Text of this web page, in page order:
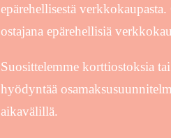
epärehellisestä
ostajana epärehellisiä
Suosittelemme korttiostoksia
hyödyntää
aikavälillä.